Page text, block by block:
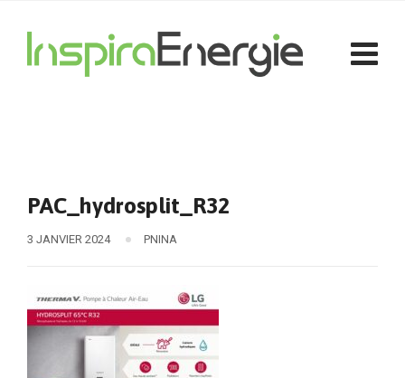
PAC_hydrosplit_R32
3 JANVIER 2024 PNINA